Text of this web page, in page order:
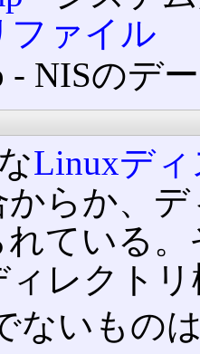
ファイル
‐ NISのデ
Linuxデ
からか、
ている
レクト
ないもの